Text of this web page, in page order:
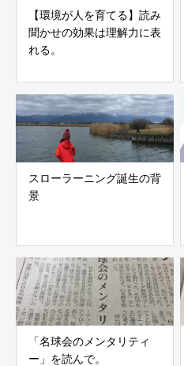
【環境が人を育てる】読み
聞かせの効果は理解力に表
れる。
スローラーニング誕生の背
景
「名球会のメンタリティ
ー」を読んで。